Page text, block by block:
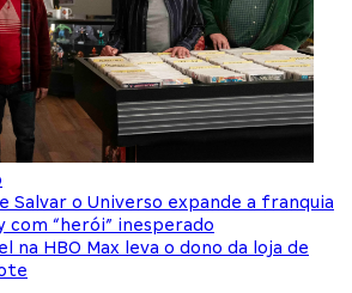
Salvar o Universo expande a franquia
com “herói” inesperado
HBO Max leva o dono da loja de